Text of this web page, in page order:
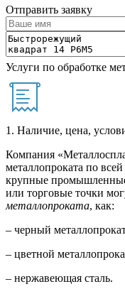
Отправить заявку
Услуги по обработке
1. Наличие, цена,
Компания
металлопроката по
крупные
или торговые точки
металлопроката, как:
– черный
– цветной
– нержавеющая сталь.